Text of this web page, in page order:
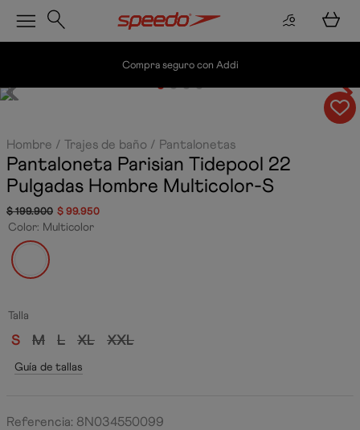
Envío gratis por compras superiores a
Hombre Trajes de baño Pantalonetas
Pantaloneta Parisian Tidepool 22
Pulgadas Hombre Multicolor-S
$199.900 $ 99.950
Color: Multicolor
Talla
S M L XL XXL
Guía de tallas
Referencia: 8N034550099